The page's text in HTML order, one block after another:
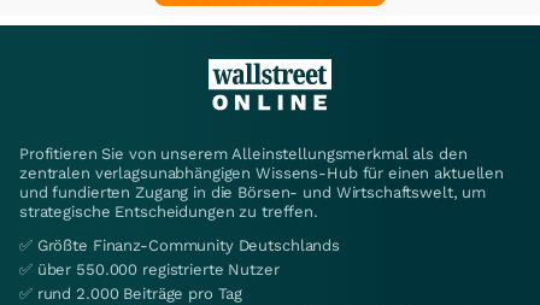
Profitieren Sie von unserem Alleinstellungsmerkmal als den
zentralen verlagsunabhängigen Wissens-Hub für einen aktuellen
und fundierten Zugang in die Börsen- und Wirtschaftswelt, um
strategische Entscheidungen zu treffen.
✅ Größte Finanz-Community Deutschlands
✅ über 550.000 registrierte Nutzer
✅ rund 2.000 Beiträge pro Tag